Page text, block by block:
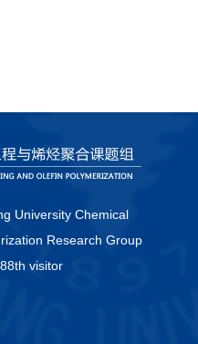
University Chemical
Research Group
visitor